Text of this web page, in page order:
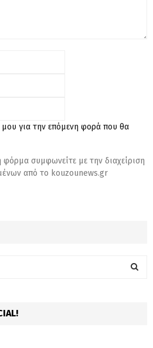
μου για την επόμενη φορά που θα
συμφωνείτε με την διαχείριση
από το kouzounews.gr